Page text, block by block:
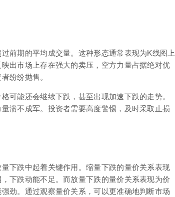
前期的平均成交量。这种形态通常表现为K线图上
出市场上存在强大的卖压，空方力量占据绝对优
纷纷抛售。
可能还会继续下跌，甚至出现加速下跌的走势。
溃不成军。投资者需要高度警惕，及时采取止损
下跌中起着关键作用。缩量下跌的量价关系表现
下跌动能不足。而放量下跌的量价关系表现为价
劲。通过观察量价关系，可以更准确地判断市场